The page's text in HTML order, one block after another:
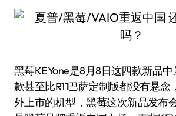
黑莓KEYone是8月8日这四款新品
款甚至比R11巴萨定制版都没有悬
外上市的机型，黑莓这次新品发布